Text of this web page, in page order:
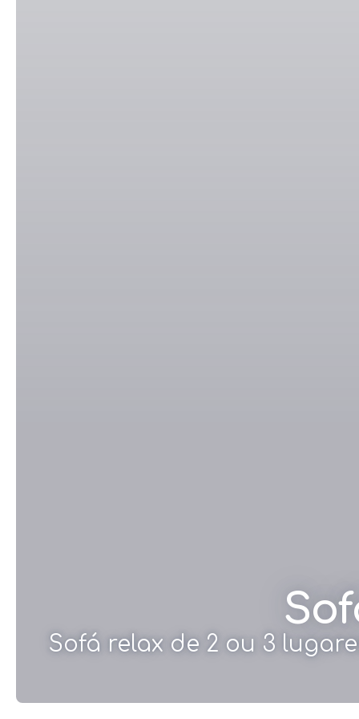
Sofá relax de 2 ou 3